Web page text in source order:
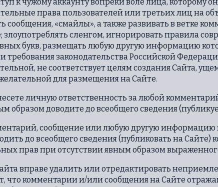
права пользователей или третьих лиц на
сообщения, «смайлы», а также развивать в ветке
сленгом, игнорировать правила
букв, размещать любую другую информацию
законодательства Российской
не соответствует целям создания Сайта,
для размещения на Сайте.
личную ответственность за любой
образом доводите до всеобщего сведения
сообщение или любую другую информацию
до всеобщего сведения (публиковать на Сайте)
прав при отсутствии явным образом
вправе удалить или отредактировать
что комментарии и/или сообщения на Сайте